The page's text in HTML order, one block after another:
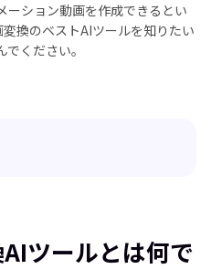
ーション動画を作成できるとい
換のベストAIツールを知りたい
ください。
集ソフト
ツールとは何で